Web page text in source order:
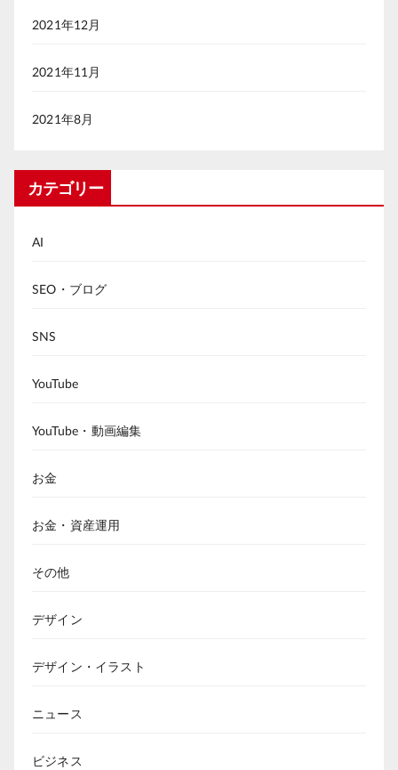
2021年12月
2021年11月
2021年8月
カテゴリー
AI
SEO・ブログ
SNS
YouTube
YouTube・動画編集
お金
お金・資産運用
その他
デザイン
デザイン・イラスト
ニュース
ビジネス